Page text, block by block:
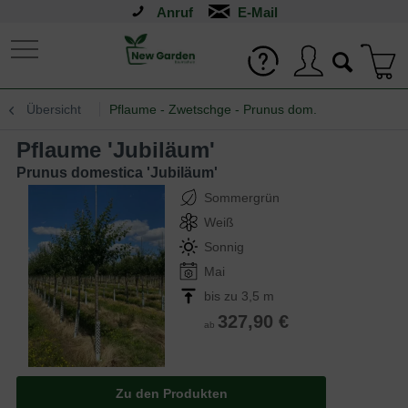
Anruf
Übersicht Pflaume - Zwetschge - Prunus dom.
Pflaume 'Jubiläum'
Prunus domestica 'Jubiläum'
Sommergrün
Weiß
Sonnig
Mai
bis zu 3,5 m
ab 327,90 €
Zu den Produkten